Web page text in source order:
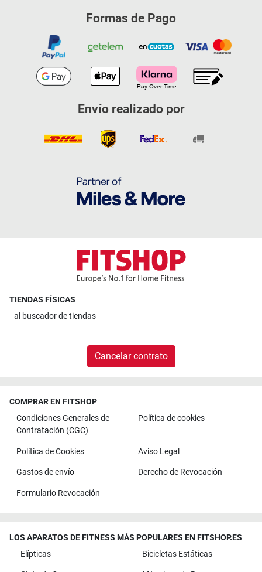
Formas de Pago
Envío realizado por
TIENDAS FÍSICAS
al buscador de tiendas
Cancelar contrato
COMPRAR EN FITSHOP
Condiciones Generales de
Contratación (CGC)
Política de cookies
Política de Cookies Aviso Legal
Gastos de envío Derecho de Revocación
Formulario Revocación
LOS APARATOS DE FITNESS MÁS POPULARES EN FITSHOP.ES
Elípticas
Bicicletas Estáticas